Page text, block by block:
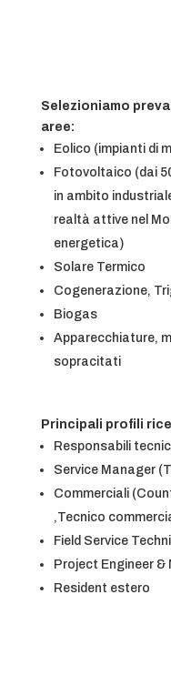
Selezioniamo
aree:
Eolico (impianti di
Fotovoltaico (dai
in ambito
realtà attive nel
energetica)
Solare Termico
Cogenerazione,
Biogas
Apparecchiature,
sopracitati
Principali profili
Responsabili
Service Manager
Commerciali
,Tecnico
Field Service
Project Engineer &
Resident estero